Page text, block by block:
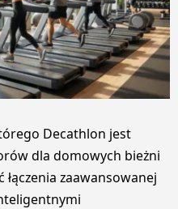
Decathlon jest
dla domowych bieżni
zaawansowanej